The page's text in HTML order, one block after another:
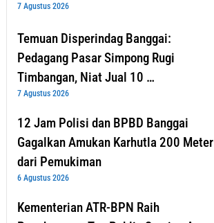
7 Agustus 2026
Temuan Disperindag Banggai:
Pedagang Pasar Simpong Rugi
Timbangan, Niat Jual 10 …
7 Agustus 2026
12 Jam Polisi dan BPBD Banggai
Gagalkan Amukan Karhutla 200 Meter
dari Pemukiman
6 Agustus 2026
Kementerian ATR-BPN Raih